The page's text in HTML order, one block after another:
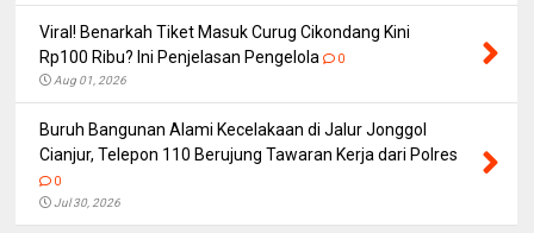
Viral! Benarkah Tiket Masuk Curug Cikondang Kini
Rp100 Ribu? Ini Penjelasan Pengelola
0
Aug 01, 2026
Buruh Bangunan Alami Kecelakaan di Jalur Jonggol
Cianjur, Telepon 110 Berujung Tawaran Kerja dari Polres
0
Jul 30, 2026